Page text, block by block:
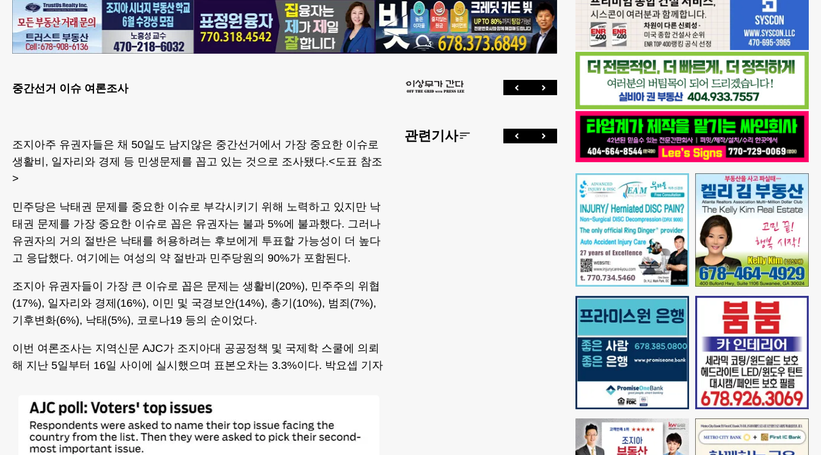
중간선거 이슈 여론조사
조지아주 유권자들은 채 50일도 남지않은 중간선거에서 가장 중요한 이슈로
생활비, 일자리와 경제 등 민생문제를 꼽고 있는 것으로 조사됐다.<도표 참조
>
민주당은 낙태권 문제를 중요한 이슈로 부각시키기 위해 노력하고 있지만 낙
태권 문제를 가장 중요한 이슈로 꼽은 유권자는 불과 5%에 불과했다. 그러나
유권자의 거의 절반은 낙태를 허용하려는 후보에게 투표할 가능성이 더 높다
고 응답했다. 여기에는 여성의 약 절반과 민주당원의 90%가 포함된다.
조지아 유권자들이 가장 큰 이슈로 꼽은 문제는 생활비(20%), 민주주의 위협
(17%), 일자리와 경제(16%), 이민 및 국경보안(14%), 총기(10%), 범죄(7%),
기후변화(6%), 낙태(5%), 코로나19 등의 순이었다.
이번 여론조사는 지역신문 AJC가 조지아대 공공정책 및 국제학 스쿨에 의뢰
해 지난 5일부터 16일 사이에 실시했으며 표본오차는 3.3%이다. 박요셉 기자
관련기사